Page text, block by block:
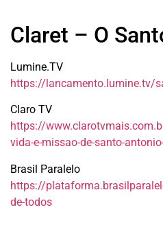
Claret – O
Lumine.TV
https://lancamento.lumine.tv/
Claro TV
https://
vida-e-missao-de-santo-
Brasil Paralelo
https://
de-todos